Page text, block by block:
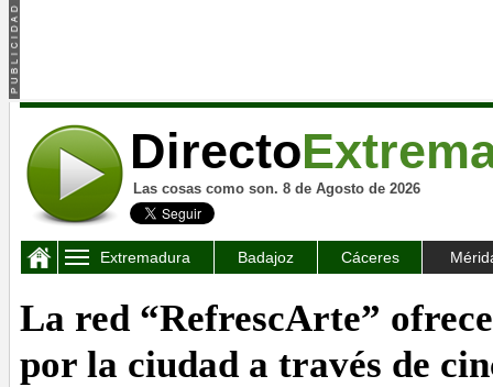
Directo
Las cosas como son. 8 de Agosto de 2026
Extremadura Badajoz Cáceres
La red “RefrescArte”
por la ciudad a través de